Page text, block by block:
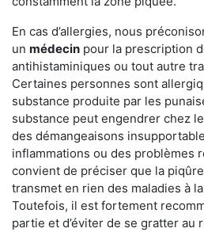
En cas d’allergies, nous
un médecin pour la prescription
antihistaminiques ou tout autre
Certaines personnes sont
substance produite par les
substance peut engendrer chez
des démangeaisons
inflammations ou des problèmes
convient de préciser que la
transmet en rien des maladies à
Toutefois, il est fortement
partie et d’éviter de se gratter au